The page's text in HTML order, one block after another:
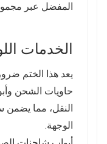
المفضل عبر
الخدمات
يعد هذا الختم
حاويات الشحن
النقل، مما يضمن
الوجهة.